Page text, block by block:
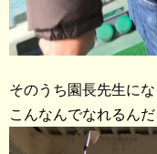
そのうち園長先生に
こんなんでなれるん